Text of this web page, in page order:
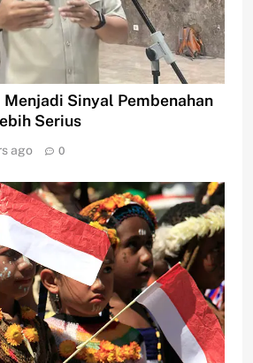
Menjadi Sinyal Pembenahan
Serius
ago 0